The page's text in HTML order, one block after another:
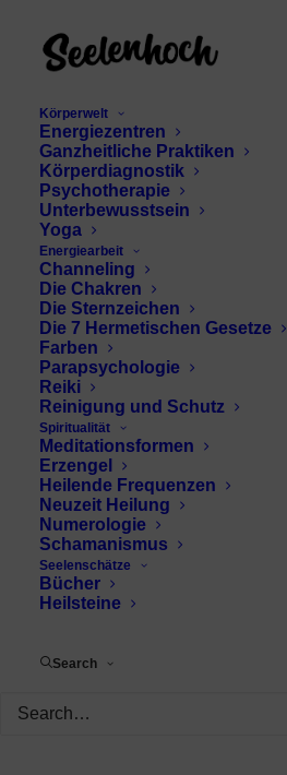
Körperwelt
Energiezentren
Ganzheitliche Praktiken
Körperdiagnostik
Psychotherapie
Unterbewusstsein
Yoga
Energiearbeit
Channeling
Die Chakren
Die Sternzeichen
Die 7 Hermetischen Gesetze
Farben
Parapsychologie
Reiki
Reinigung und Schutz
Spiritualität
Meditationsformen
Erzengel
Heilende Frequenzen
Neuzeit Heilung
Numerologie
Schamanismus
Seelenschätze
Bücher
Heilsteine
Search